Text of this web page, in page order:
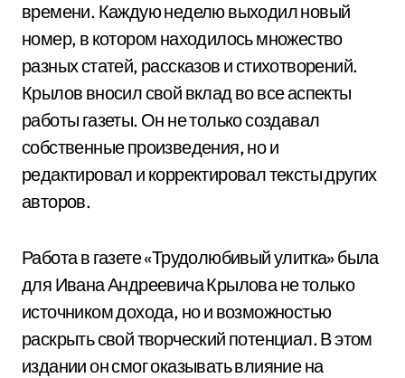
времени. Каждую неделю выходил новый
номер, в котором находилось множество
разных статей, рассказов и стихотворений.
Крылов вносил свой вклад во все аспекты
работы газеты. Он не только создавал
собственные произведения, но и
редактировал и корректировал тексты других
авторов.
Работа в газете «Трудолюбивый улитка» была
для Ивана Андреевича Крылова не только
источником дохода, но и возможностью
раскрыть свой творческий потенциал. В этом
издании он смог оказывать влияние на